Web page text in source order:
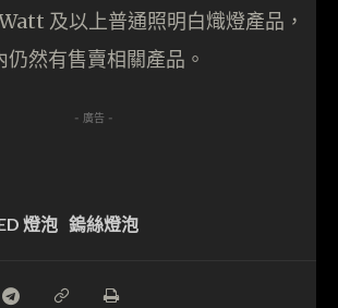
及以上普通照明白熾燈產品，
然有售賣相關產品。
- 廣告 -
燈泡 鎢絲燈泡